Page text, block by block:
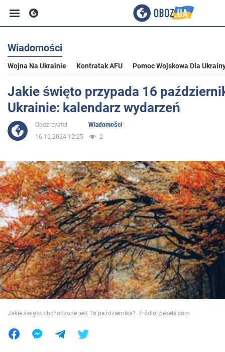
Biznes
Sport
Rozrywka
Polityka
Społeczeństwo
Wojna na Ukrainie
Świat
Jedzenie
Wiadomości
Wojna Na Ukrainie Kontratak AFU Pomoc Wojskowa Dla
Jakie święto przypada 16
Ukrainie: kalendarz wydarzeń
Obozrevatel
Wiadomości
16.10.2024 12:25
2
Jakie święto obchodzone jest 16 października?. Źródło: pexels.com